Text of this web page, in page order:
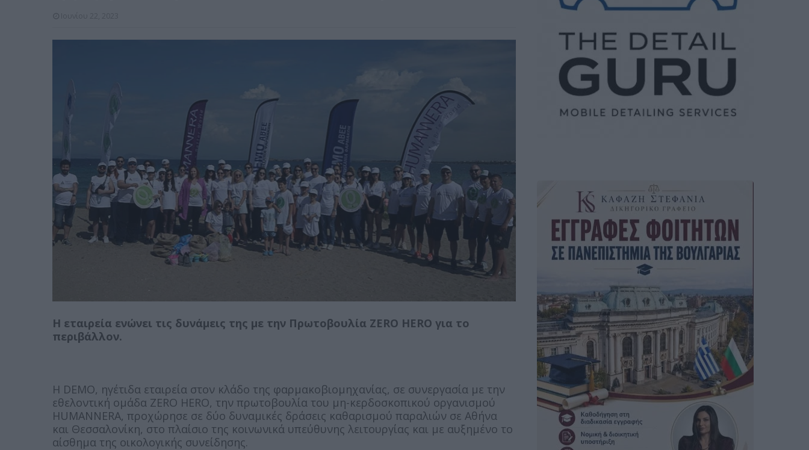
Η εταιρεία ενώνει τις δυνάμεις της με την Πρωτοβουλία ZERO HERO για το
περιβάλλον.
Η DEMO, ηγέτιδα εταιρεία στον κλάδο της φαρμακοβιομηχανίας, σε συνεργασία με την
εθελοντική ομάδα ZERO HERO, την πρωτοβουλία του μη-κερδοσκοπικού οργανισμού
HUMANNERA, προχώρησε σε δύο δυναμικές δράσεις καθαρισμού παραλιών σε Αθήνα
και Θεσσαλονίκη, στο πλαίσιο της κοινωνικά υπεύθυνης λειτουργίας και με αυξημένο το
αίσθημα της οικολογικής συνείδησης.